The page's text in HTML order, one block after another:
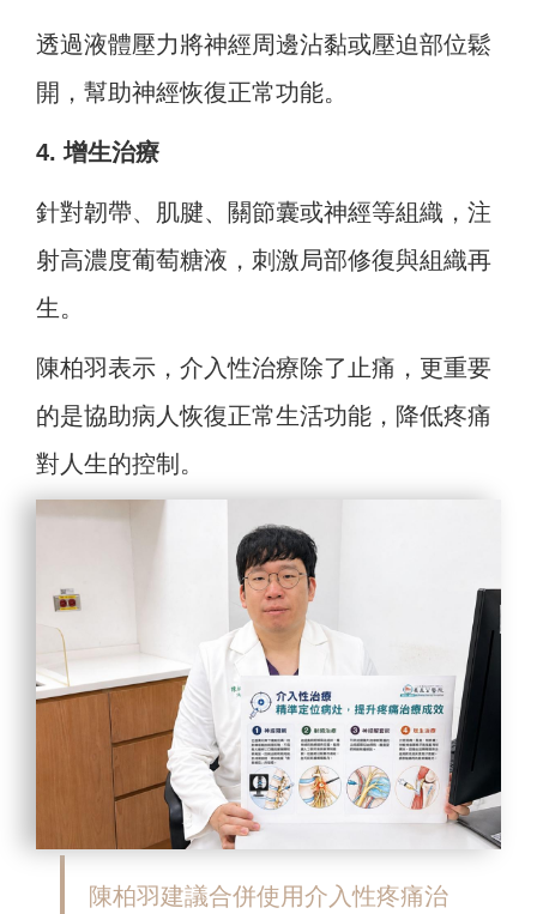
透過液體壓力將神經周邊沾黏或壓迫部位鬆
開，幫助神經恢復正常功能。
4. 增生治療
針對韌帶、肌腱、關節囊或神經等組織，注
射高濃度葡萄糖液，刺激局部修復與組織再
生。
陳柏羽表示，介入性治療除了止痛，更重要
的是協助病人恢復正常生活功能，降低疼痛
對人生的控制。
陳柏羽建議合併使用介入性疼痛治